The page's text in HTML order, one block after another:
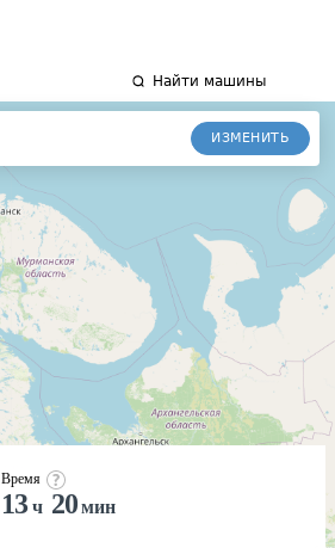
Найти машины
ИЗМЕНИТЬ
Время
13ч 20 мин